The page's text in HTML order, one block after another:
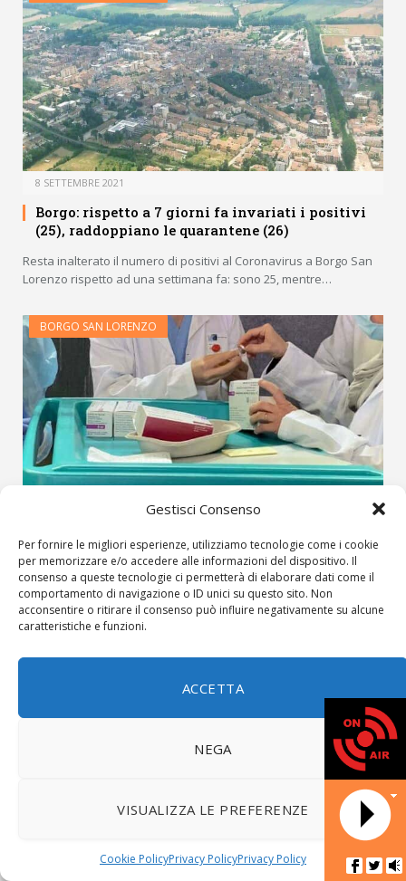
Gestisci Consenso
Per fornire le migliori esperienze, utilizziamo tecnologie come i cookie
per memorizzare e/o accedere alle informazioni del dispositivo. Il
consenso a queste tecnologie ci permetterà di elaborare dati come il
comportamento di navigazione o ID unici su questo sito. Non
acconsentire o ritirare il consenso può influire negativamente su alcune
caratteristiche e funzioni.
ACCETTA
NEGA
VISUALIZZA LE PREFERENZE
Cookie PolicyPrivacy PolicyPrivacy Policy
8 SETTEMBRE 2021
Borgo: rispetto a 7 giorni fa invariati i positivi
(25), raddoppiano le quarantene (26)
Resta inalterato il numero di positivi al Coronavirus a Borgo San
Lorenzo rispetto ad una settimana fa: sono 25, mentre…
BORGO SAN LORENZO
Borgo: sabato dalle 16 alle 21 in piazza del
Mercato il camper di ‘GiovaniSìVaccinano’
Come reso noto negli scorsi giorni dalla Regione sbarcherà in
Mugello sabato prossimo il camper dei vaccini di
‘GiovaniSìVaccinano’ promosso…
DATA NOT
Radio
Sieve